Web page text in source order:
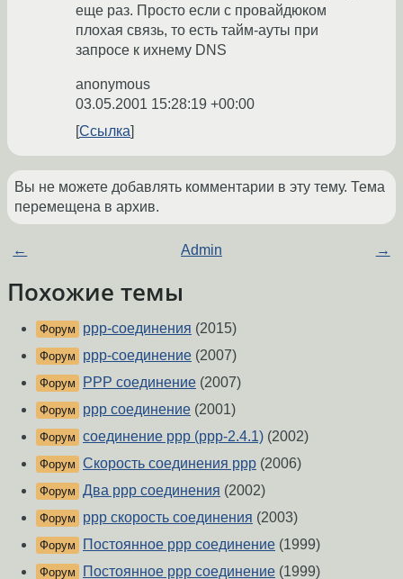
еще раз. Просто если с провайдюком
плохая связь, то есть тайм-ауты при
запросе к ихнему DNS
anonymous
03.05.2001 15:28:19 +00:00
Ссылка
Вы не можете добавлять комментарии в эту тему. Тема
перемещена в архив.
← Admin →
Похожие темы
Форум ppp-соединения (2015)
Форум ppp-соединение (2007)
Форум PPP соединение (2007)
Форум ppp соединение (2001)
Форум соединение ppp (ppp-2.4.1) (2002)
Форум Скорость соединения ppp (2006)
Форум Два ppp соединения (2002)
Форум ppp скорость соединения (2003)
Форум Постоянное ppp соединение (1999)
Форум Постоянное ppp соединение (1999)